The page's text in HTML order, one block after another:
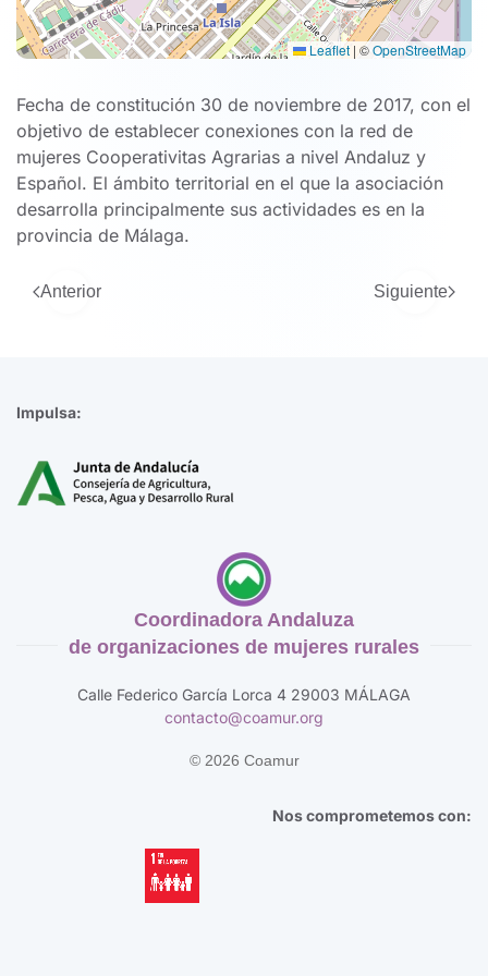
Leaflet | ©OpenStreetMap
Fecha de constitución 30 de noviembre de 2017, con el
objetivo de establecer conexiones con la red de
mujeres Cooperativitas Agrarias a nivel Andaluz y
Español. El ámbito territorial en el que la asociación
desarrolla principalmente sus actividades es en la
provincia de Málaga.
Anterior Siguiente
Impulsa:
Coordinadora Andaluza
de organizaciones de mujeres rurales
Calle Federico García Lorca 4 29003 MÁLAGA
contacto@coamur.org
© 2026 Coamur
Nos comprometemos con: